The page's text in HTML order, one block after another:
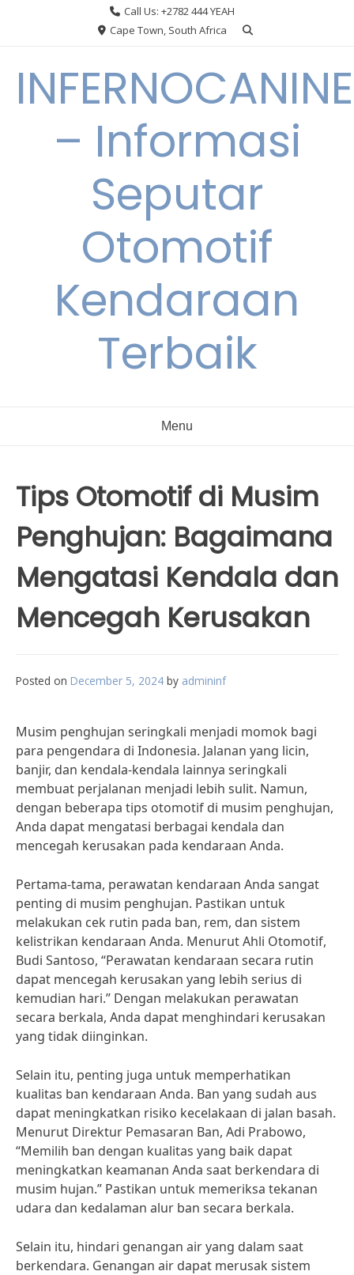
Call Us: +2782 444 YEAH
Cape Town, South Africa
INFERNOCANINE
– Informasi
Seputar
Otomotif
Kendaraan
Terbaik
Menu
Tips Otomotif di Musim
Penghujan: Bagaimana
Mengatasi Kendala dan
Mencegah Kerusakan
Posted on December 5, 2024 by admininf
Musim penghujan seringkali menjadi momok bagi
para pengendara di Indonesia. Jalanan yang licin,
banjir, dan kendala-kendala lainnya seringkali
membuat perjalanan menjadi lebih sulit. Namun,
dengan beberapa tips otomotif di musim penghujan,
Anda dapat mengatasi berbagai kendala dan
mencegah kerusakan pada kendaraan Anda.
Pertama-tama, perawatan kendaraan Anda sangat
penting di musim penghujan. Pastikan untuk
melakukan cek rutin pada ban, rem, dan sistem
kelistrikan kendaraan Anda. Menurut Ahli Otomotif,
Budi Santoso, “Perawatan kendaraan secara rutin
dapat mencegah kerusakan yang lebih serius di
kemudian hari.” Dengan melakukan perawatan
secara berkala, Anda dapat menghindari kerusakan
yang tidak diinginkan.
Selain itu, penting juga untuk memperhatikan
kualitas ban kendaraan Anda. Ban yang sudah aus
dapat meningkatkan risiko kecelakaan di jalan basah.
Menurut Direktur Pemasaran Ban, Adi Prabowo,
“Memilih ban dengan kualitas yang baik dapat
meningkatkan keamanan Anda saat berkendara di
musim hujan.” Pastikan untuk memeriksa tekanan
udara dan kedalaman alur ban secara berkala.
Selain itu, hindari genangan air yang dalam saat
berkendara. Genangan air dapat merusak sistem